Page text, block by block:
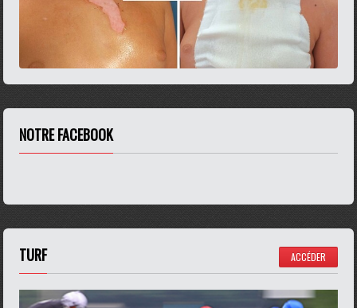
NOTRE FACEBOOK
TURF ACCÉDER